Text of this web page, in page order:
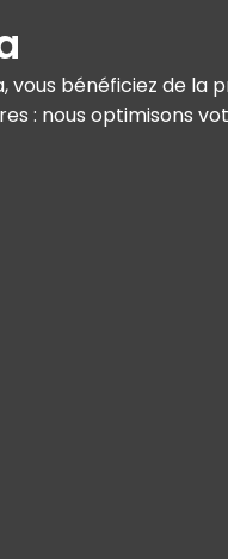
vous bénéficiez de la
: nous optimisons